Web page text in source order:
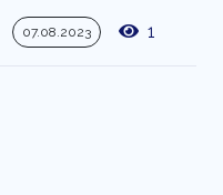
07.08.2023 1